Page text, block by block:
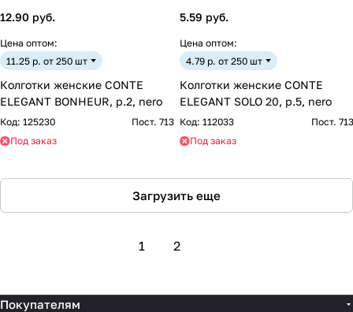
12.90 руб.
Цена оптом:
11.25 р. от 250 шт
Колготки женские CONTE
ELEGANT BONHEUR, р.2, nero
Код: 125230
Пост. 713
Под заказ
5.59 руб.
Цена оптом:
4.79 р. от 250 шт
Колготки женские CONTE
ELEGANT SOLO 20, р.5, nero
Код: 112033
Пост. 713
Под заказ
Загрузить еще
1 2
Покупателям